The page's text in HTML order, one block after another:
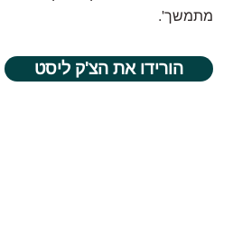
מתמשך'.
הורידו את הצ'ק ליסט